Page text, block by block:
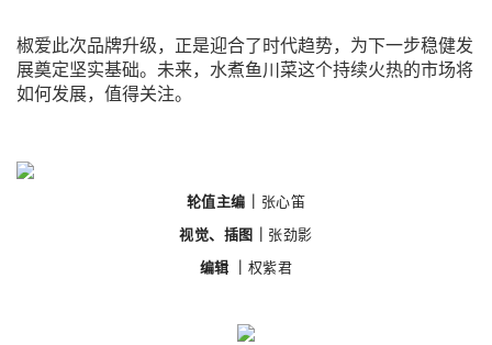
椒爱此次品牌升级，正是迎合了时代趋势，为下一步稳健发
展奠定坚实基础。未来，水煮鱼川菜这个持续火热的市场将
如何发展，值得关注。
轮值主编｜ 张心笛
视觉、插图｜ 张劲影
编辑 ｜ 权紫君